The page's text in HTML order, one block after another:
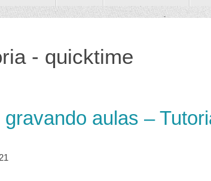
- quicktime
aulas –